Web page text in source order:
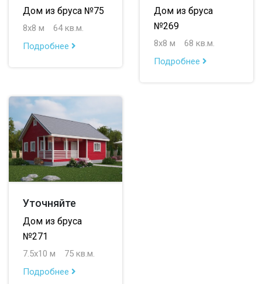
Дом из бруса №75
8х8 м
64 кв.м.
Подробнее
Дом из бруса
№269
8х8 м
68 кв.м.
Подробнее
Уточняйте
Дом из бруса
№271
7.5х10 м
75 кв.м.
Подробнее